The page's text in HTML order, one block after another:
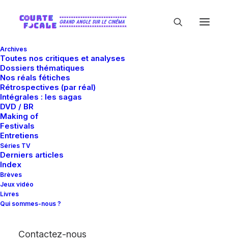
Archives
Toutes nos critiques et analyses
Dossiers thématiques
Nos réals fétiches
Rétrospectives (par réal)
Intégrales : les sagas
DVD / BR
Making of
Festivals
Entretiens
Séries TV
Derniers articles
Index
Brèves
Jeux vidéo
Livres
Qui sommes-nous ?
Contactez-nous
InCritiques
Erased – Les nouveaux